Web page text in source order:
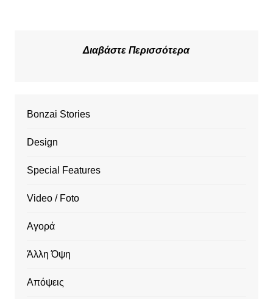
Διαβάστε Περισσότερα
Bonzai Stories
Design
Special Features
Video / Foto
Αγορά
Άλλη Όψη
Απόψεις